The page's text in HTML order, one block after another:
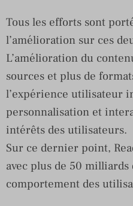
Tous les efforts sont
l’amélioration sur ces
L’amélioration du
sources et plus de
l’expérience utilisateur
personnalisation et
intérêts des utilisateurs.
Sur ce dernier point,
avec plus de 50 milliards
comportement des